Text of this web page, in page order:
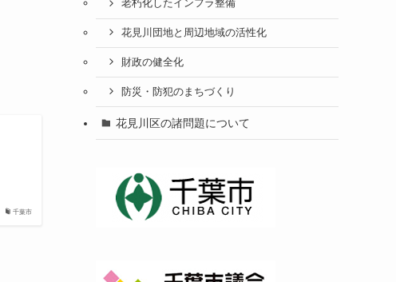
千葉市
老朽化したインフラ整備
花見川団地と周辺地域の活性化
財政の健全化
防災・防犯のまちづくり
花見川区の諸問題について